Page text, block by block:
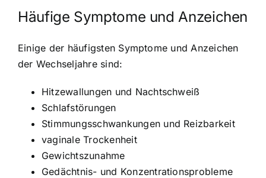
Häufige Symptome und Anzeichen
Einige der häufigsten Symptome und Anzeichen
der Wechseljahre sind:
Hitzewallungen und Nachtschweiß
Schlafstörungen
Stimmungsschwankungen und Reizbarkeit
vaginale Trockenheit
Gewichtszunahme
Gedächtnis- und Konzentrationsprobleme